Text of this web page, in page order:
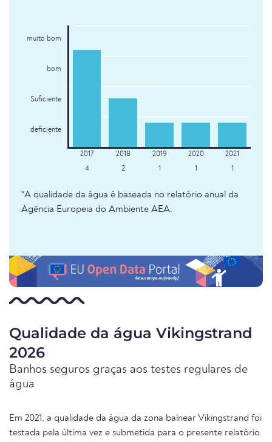
muito bom
bom
Suficiente
deficiente
4 2 1 1 1
*A qualidade da água é baseada no relatório anual da
Agência Europeia do Ambiente AEA.
Qualidade da água Vikingstrand
2026
Banhos seguros graças aos testes regulares de
água
Em 2021, a qualidade da água da zona balnear Vikingstrand foi
testada pela última vez e submetida para o presente relatório.